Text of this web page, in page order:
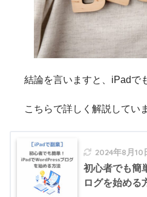
結論を言いますと、iPadで
こちらで詳しく解説してい
2024年8月10
初心者でも簡
ログを始める